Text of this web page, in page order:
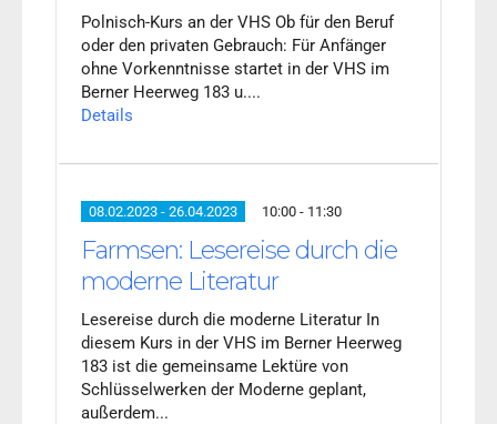
Polnisch-Kurs an der VHS Ob für den Beruf
oder den privaten Gebrauch: Für Anfänger
ohne Vorkenntnisse startet in der VHS im
Berner Heerweg 183 u....
Details
08.02.2023 - 26.04.2023 10:00 - 11:30
Farmsen: Lesereise durch die
moderne Literatur
Lesereise durch die moderne Literatur In
diesem Kurs in der VHS im Berner Heerweg
183 ist die gemeinsame Lektüre von
Schlüsselwerken der Moderne geplant,
außerdem...